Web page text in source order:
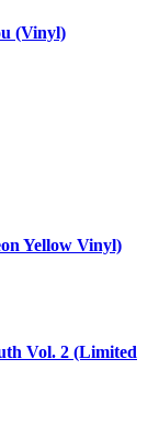
(Vinyl)
Yellow Vinyl)
Vol. 2 (Limited